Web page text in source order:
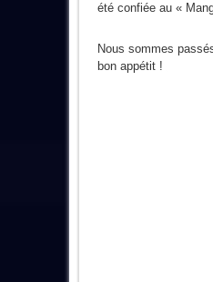
été confiée au «
Nous sommes
bon appétit !